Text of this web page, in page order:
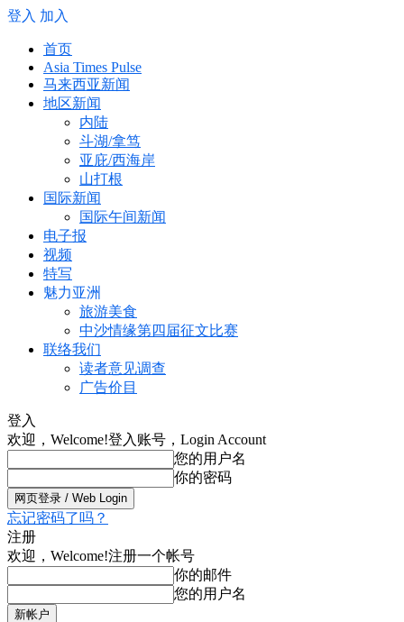
登入 加入
首页
Asia Times Pulse
马来西亚新闻
地区新闻
内陆
斗湖/拿笃
亚庇/西海岸
山打根
国际新闻
国际午间新闻
电子报
视频
特写
魅力亚洲
旅游美食
中沙情缘第四届征文比赛
联络我们
读者意见调查
广告价目
登入
欢迎，Welcome!登入账号，Login Account
您的用户名
你的密码
忘记密码了吗？
注册
欢迎，Welcome!注册一个帐号
你的邮件
您的用户名